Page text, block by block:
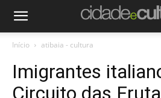
Início atibaia - cultura
Imigrantes
Circuito das